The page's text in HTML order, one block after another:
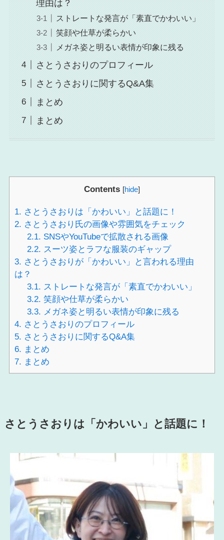
理由は？
ストレートな発言が「素直でかわいい」
笑顔や仕草が柔らかい
メガネ姿と明るい表情が印象に残る
さとうさおりのプロフィール
さとうさおりに関するQ&A集
まとめ
まとめ
Contents [hide]
1. さとうさおりは「かわいい」と話題に！
2. さとうさおり氏の画像や雰囲気をチェック
2.1. SNSやYouTubeで拡散される画像
2.2. スーツ姿とラフな服装のギャップ
3. さとうさおりが「かわいい」と言われる理由
は？
3.1. ストレートな発言が「素直でかわいい」
3.2. 笑顔や仕草が柔らかい
3.3. メガネ姿と明るい表情が印象に残る
4. さとうさおりのプロフィール
5. さとうさおりに関するQ&A集
6. まとめ
7. まとめ
さとうさおりは「かわいい」と話題に！